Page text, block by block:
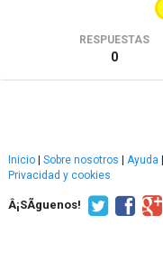
RESPUESTAS
0
Inicio Sobre nosotros Ayuda
Privacidad y cookies
Â¡SÃ­guenos!